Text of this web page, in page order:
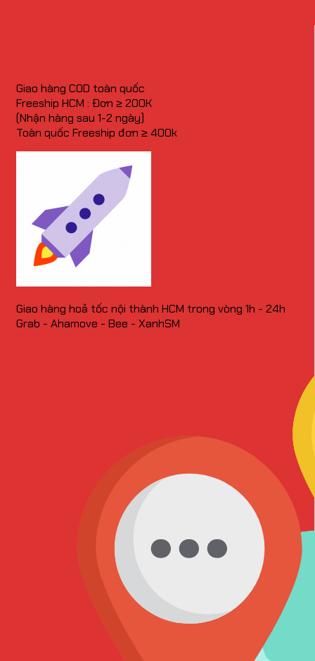
Giao hàng COD toàn quốc
Freeship HCM : Đơn ≥ 200K
(Nhận hàng sau 1-2 ngày)
Toàn quốc Freeship đơn ≥ 400k
Giao hàng hoả tốc nội thành HCM trong vòng 1h - 24h
Grab - Ahamove - Bee - XanhSM